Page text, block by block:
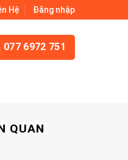
Hệ Đăng nhập
077 6972 751
QUAN